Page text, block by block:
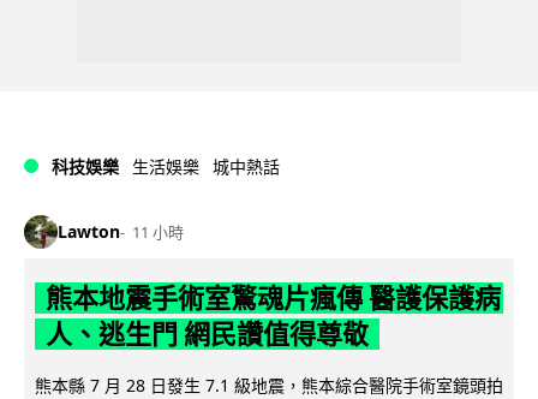
科技娛樂 生活娛樂 城中熱話
Lawton 11 小時
熊本地震手術室驚魂片瘋傳 醫護保護病
人、逃生門 網民讚值得尊敬
熊本縣 7 月 28 日發生 7.1 級地震，熊本綜合醫院手術室鏡頭拍